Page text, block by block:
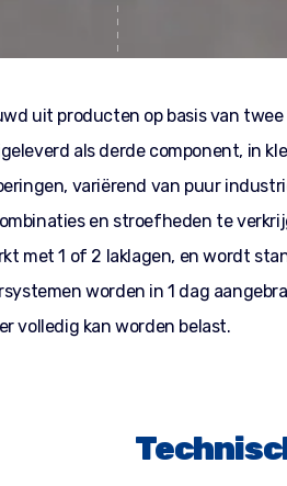
uit producten op basis van
als derde component, in
variërend van puur
en stroefheden te
met 1 of 2 laklagen, en wordt
worden in 1 dag
volledig kan worden belast.